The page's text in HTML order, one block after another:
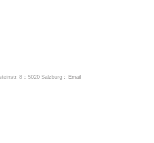
8 :: 5020 Salzburg :: Email